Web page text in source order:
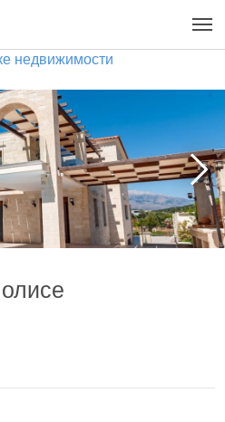
недвижимости